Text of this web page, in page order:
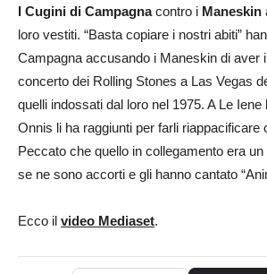
I Cugini di Campagnacontro i Maneskin
loro vestiti. “Basta copiare i nostri abiti”
Campagna accusando i Maneskin di aver
concerto dei Rolling Stones a Las Vegas
quelli indossati dal loro nel 1975. A Le Iene
Onnis li ha raggiunti per farli riappacificare
Peccato che quello in collegamento era
se ne sono accorti e gli hanno cantato
Ecco il video Mediaset.